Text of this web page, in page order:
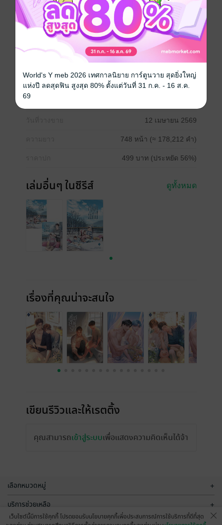
ต้องพ่ายแพ้ให้กับความรักที่มั่นคง และความน่ารักของสาม
แสบที่จะมาป่วนหัวใจให้พองโตไปด้วยกันใน "ก็แค่
ตัวแทนss2"
Boy love / Yaoi
ซีรีส์ ก็แค่ตัวแทน SS2
12 เมษายน 2569
748 หน้า (≈ 178,212 คำ)
499 บาท (ประหยัด 56%)
เล่มอื่นๆ ในซีรีส์ ดูทั้งหมด
เรื่องที่คุณน่าจะสนใจ
เขียนรีวิวและให้เรตติ้ง
คุณสามารถเข้าสู่ระบบเพื่อแสดงความคิดเห็นได้จ้า
เลือกหมวดหมู่ +
บริการช่วยเหลือ +
เว็บไซต์นี้มีการใช้คุกกี้ โปรดยอมรับนโยบายคุกกี้เพื่อประสบการณ์การใช้บริการที่ดีที่สุด
World's Y meb 2026 เทศกาลนิยาย การ์ตูนวาย สุดยิ่งใหญ่
แห่งปี ลดสุดฟิน สูงสุด 80% ตั้งแต่วันที่ 31 ก.ค. - 16 ส.ค.
69